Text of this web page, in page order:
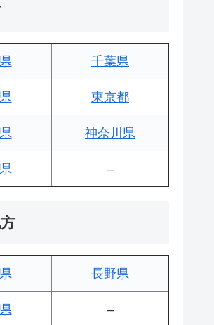
千葉県
東京都
神奈川県
–
長野県
–